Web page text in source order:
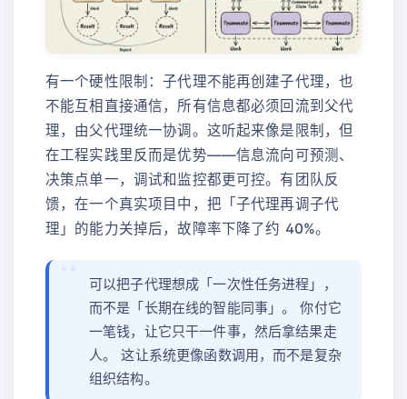
有一个硬性限制：子代理不能再创建子代理，也
不能互相直接通信，所有信息都必须回流到父代
理，由父代理统一协调。这听起来像是限制，但
在工程实践里反而是优势——信息流向可预测、
决策点单一，调试和监控都更可控。有团队反
馈，在一个真实项目中，把「子代理再调子代
理」的能力关掉后，故障率下降了约 40%。
可以把子代理想成「一次性任务进程」，
而不是「长期在线的智能同事」。 你付它
一笔钱，让它只干一件事，然后拿结果走
人。 这让系统更像函数调用，而不是复杂
组织结构。